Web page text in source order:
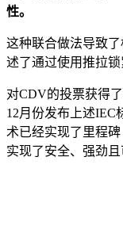
性。
这种联合做法导致了
述了通过使用推拉锁
对CDV的投票获得
12月份发布上述IEC
术已经实现了里程
实现了安全、强劲且